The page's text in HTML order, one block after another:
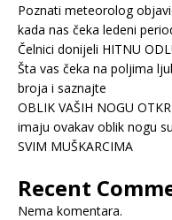
Poznati meteorolog
kada nas čeka ledeni
Čelnici donijeli HITNU
Šta vas čeka na poljima
broja i saznajte
OBLIK VAŠIH NOGU
imaju ovakav oblik nogu
SVIM MUŠKARCIMA
Recent
Nema komentara.